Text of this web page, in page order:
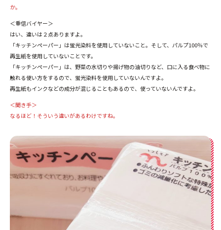
か。
＜重信バイヤー＞
はい、違いは２点ありますよ。
「キッチンペーパー」は蛍光染料を使用していないこと。そして、パルプ100％で
再生紙を使用していないことです。
「キッチンペーパー」は、野菜の水切りや揚げ物の油切りなど、口に入る食べ物に
触れる使い方をするので、蛍光染料を使用していないんですよ。
再生紙もインクなどの成分が混じることもあるので、使っていないんですよ。
＜聞き手＞
なるほど！そういう違いがあるわけですね。